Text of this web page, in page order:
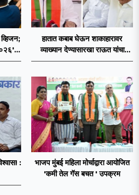
व्हिजन;
हातात कबाब घेऊन शाकाहारावर
व्याख्यान देण्यासारखा राऊत यांचा
प्रयत्न - नवनाथ बन
:
भाजप मुंबई महिला मोर्चाद्वारा आयोजित
'कमी तेल गॅस बचत ' उपक्रम